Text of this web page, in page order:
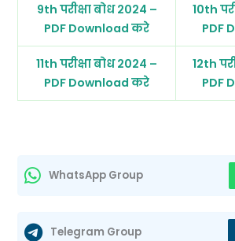
9th परीक्षा बोध 2024 –
PDF Download करे
10th
PDF
11th परीक्षा बोध 2024 –
PDF Download करे
12th
PDF
WhatsApp Group
Telegram Group